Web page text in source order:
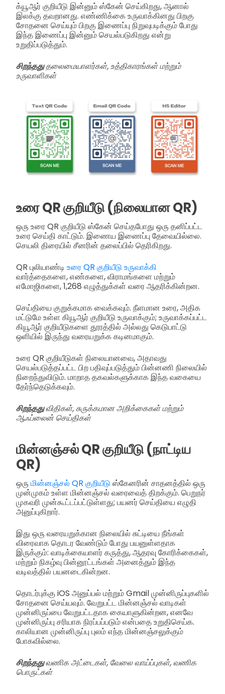
க்யூஆர் குறியீடு இன்னும் ஸ்கேன் செய்கிறது, ஆனால்
இலக்கு தவறானது. எண்ணிக்கை உருவாக்கினது பிறகு
சோதனை செய்யும் பிறகு இணைப்பு நிறுவுபடிக்கும் போது
இந்த இணைப்பு இன்னும் செயல்படுகிறது என்று
உறுதிப்படுத்தும்.
சிறந்ததுதலைமையாளர்கள், உத்திகாரங்கள் மற்றும்
உருவாளிகள்
உரை QR குறியீடு (நிலையான QR)
ஒரு உரை QR குறியீடு ஸ்கேன் செய்தபோது ஒரு தனிப்பட்ட
உரை செய்தி காட்டும். இணைய இணைப்பு தேவையில்லை.
செயலி திரையில் சீனரின் தலைப்பில் தெரிகிறது.
QR புலியாண்டி உரை QR குறியீடு உருவாக்கி
வார்த்தைகளை, எண்களை, விராமங்களை மற்றும்
எமோஜிகளை, 1,268 எழுத்துக்கள் வரை ஆதரிக்கின்றன.
செய்தியை குறுக்கமாக வைக்கவும். நீளமான உரை, அதிக
மட்டுமே உள்ள கியூஆர் குறியீடு உருவாக்கும்; உருவாக்கப்பட்ட
கியூஆர் குறியீடுகளை தூரத்தில் அல்லது கெடுபாட்டு
ஒளியில் இருந்து வரையறுக்க கடினமாகும்.
உரை QR குறியீடுகள் நிலையானவை, அதாவது
செயல்படுத்தப்பட்ட பிற பதிவுப்படுத்தும் பின்னணி நிலையில்
நிறைந்துவிடும். மாறாத தகவல்களுக்காக இந்த வகையை
தேர்ந்தெடுக்கவும்.
சிறந்ததுவிதிகள், சுருக்கமான அறிக்கைகள் மற்றும்
ஆஃப்லைன் செய்திகள்
மின்னஞ்சல் QR குறியீடு (நாட்டிய
QR)
ஒரு மின்னஞ்சல் QR குறியீடு ஸ்கேனரின் சாதனத்தில் ஒரு
முன்முகம் உள்ள மின்னஞ்சல் வரைவைத் திறக்கும். பெறுநர்
முகவரி முன்கூட்டப்பட்டுள்ளது; பயனர் செய்தியை எழுதி
அனுப்புகிறார்.
இது ஒரு வரையறுக்கான நிலையில் சுட்டியை நீங்கள்
விரைவாக தொடர வேண்டும் போது பயனுள்ளதாக
இருக்கும்: வாடிக்கையாளர் கருத்து, ஆதரவு கோரிக்கைகள்,
மற்றும் நிகழ்வு பின்னூட்டங்கள் அனைத்தும் இந்த
வடிவத்தில் பயனடைகின்றன.
தொடர்புக்கு iOS அனுப்பல் மற்றும் Gmail முன்னிருப்புகளில்
சோதனை செய்யவும். வேறுபட்ட மின்னஞ்சல் வாடிகள்
முன்னிருப்பை வேறுபட்டதாக கையாளுகின்றன, எனவே
முன்னிருப்பு சரியாக நிரப்பப்படும் என்பதை உறுதிசெய்க.
காலியான முன்னிருப்பு புலம் எந்த மின்னஞ்சலுக்கும்
போகவில்லை.
சிறந்ததுவணிக அட்டைகள், வேலை வாய்ப்புகள், வணிக
பொருட்கள்